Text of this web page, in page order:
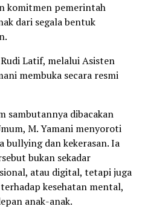
komitmen pemerintah
dari segala bentuk
Latif, melalui Asisten
membuka secara resmi
sambutannya dibacakan
M. Yamani menyoroti
bullying dan kekerasan. Ia
bukan sekadar
atau digital, tetapi juga
kesehatan mental,
anak-anak.